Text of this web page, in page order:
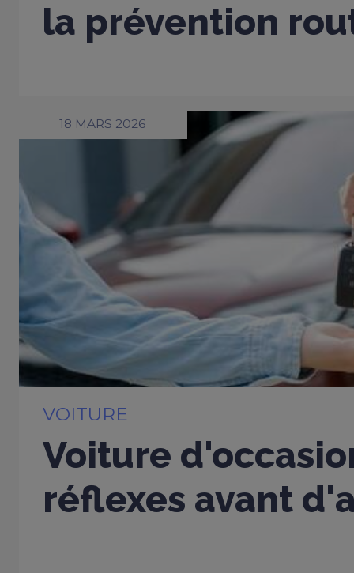
la prévention
18 MARS 2026
VOITURE
Voiture
réflexes avant